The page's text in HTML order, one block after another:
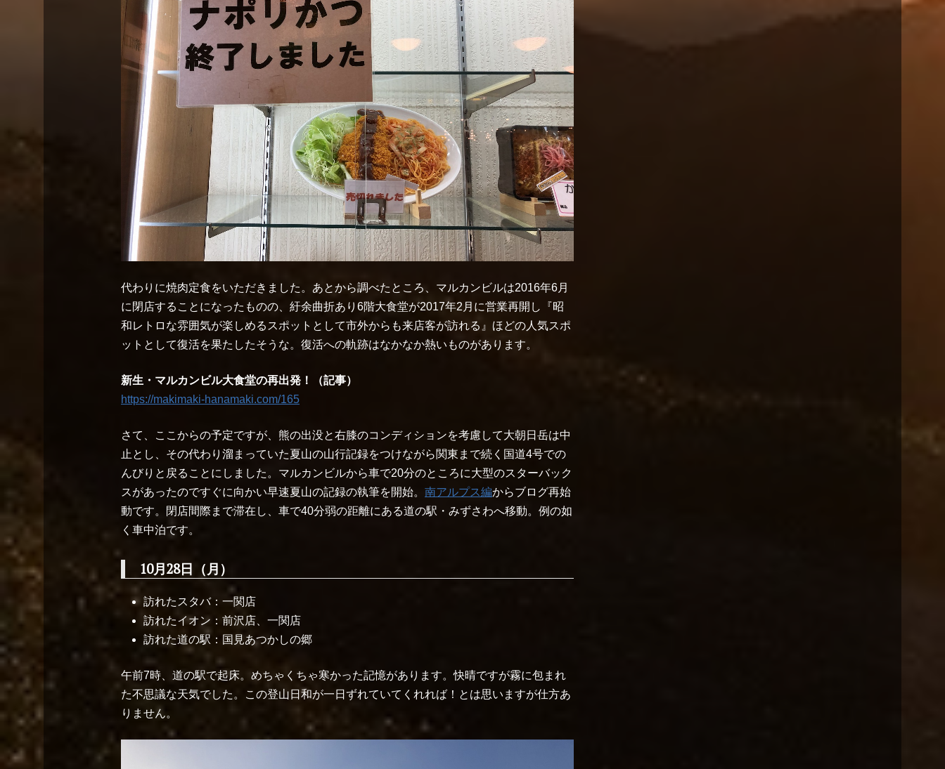
代わりに焼肉定食をいただきました。あとから調べたところ、マルカンビルは2016年6月
に閉店することになったものの、紆余曲折あり6階大食堂が2017年2月に営業再開し『昭
和レトロな雰囲気が楽しめるスポットとして市外からも来店客が訪れる』ほどの人気スポ
ットとして復活を果たしたそうな。復活への軌跡はなかなか熱いものがあります。
新生・マルカンビル大食堂の再出発！（記事）
https://makimaki-hanamaki.com/165
さて、ここからの予定ですが、熊の出没と右膝のコンディションを考慮して大朝日岳は中
止とし、その代わり溜まっていた夏山の山行記録をつけながら関東まで続く国道4号での
んびりと戻ることにしました。マルカンビルから車で20分のところに大型のスターバック
スがあったのですぐに向かい早速夏山の記録の執筆を開始。 南アルプス編からブログ再始
動です。閉店間際まで滞在し、車で40分弱の距離にある道の駅・みずさわへ移動。例の如
く車中泊です。
10月28日（月）
訪れたスタバ：一関店
訪れたイオン：前沢店、一関店
訪れた道の駅：国見あつかしの郷
午前7時、道の駅で起床。めちゃくちゃ寒かった記憶があります。快晴ですが霧に包まれ
た不思議な天気でした。この登山日和が一日ずれていてくれれば！とは思いますが仕方あ
りません。